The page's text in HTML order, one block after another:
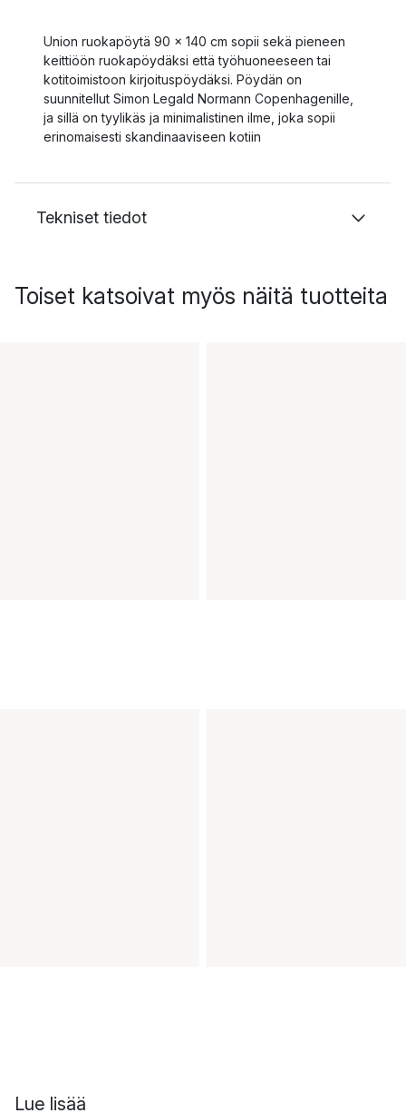
Union ruokapöytä 90 x 140 cm sopii sekä pieneen
keittiöön ruokapöydäksi että työhuoneeseen tai
kotitoimistoon kirjoituspöydäksi. Pöydän on
suunnitellut Simon Legald Normann Copenhagenille,
ja sillä on tyylikäs ja minimalistinen ilme, joka sopii
erinomaisesti skandinaaviseen kotiin
Tekniset tiedot
Toiset katsoivat myös näitä tuotteita
Lue lisää